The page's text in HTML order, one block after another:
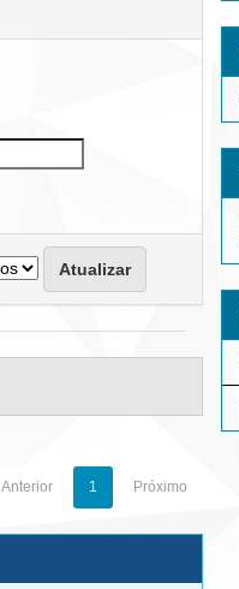
Anterior 1 Próximo